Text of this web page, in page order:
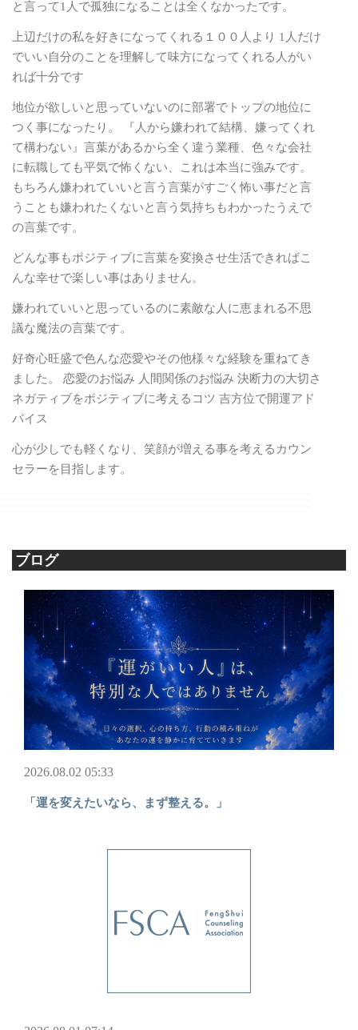
と言って1人で孤独になることは全くなかったです。
上辺だけの私を好きになってくれる１００人より 1人だけ
でいい自分のことを理解して味方になってくれる人がい
れば十分です
地位が欲しいと思っていないのに部署でトップの地位に
つく事になったり。 『人から嫌われて結構、嫌ってくれ
て構わない』言葉があるから全く違う業種、色々な会社
に転職しても平気で怖くない、これは本当に強みです。
もちろん嫌われていいと言う言葉がすごく怖い事だと言
うことも嫌われたくないと言う気持ちもわかったうえで
の言葉です。
どんな事もポジティブに言葉を変換させ生活できればこ
んな幸せで楽しい事はありません。
嫌われていいと思っているのに素敵な人に恵まれる不思
議な魔法の言葉です。
好奇心旺盛で色んな恋愛やその他様々な経験を重ねてき
ました。 恋愛のお悩み 人間関係のお悩み 決断力の大切さ
ネガティブをポジティブに考えるコツ 吉方位で開運アド
バイス
心が少しでも軽くなり、笑顔が増える事を考えるカウン
セラーを目指します。
ブログ
2026.08.02 05:33
「運を変えたいなら、まず整える。」